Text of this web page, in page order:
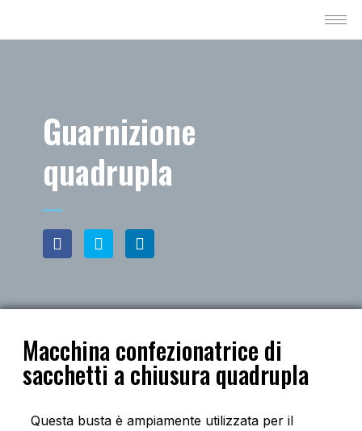
Guarnizione
quadrupla
Macchina confezionatrice di
sacchetti a chiusura quadrupla
Questa busta è ampiamente utilizzata per il